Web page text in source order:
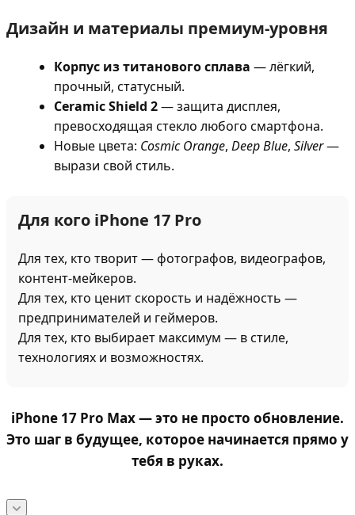
Дизайн и материалы премиум-уровня
Корпус из титанового сплава — лёгкий,
прочный, статусный.
Ceramic Shield 2— защита дисплея,
превосходящая стекло любого смартфона.
Новые цвета: Cosmic Orange, Deep Blue, Silver—
вырази свой стиль.
Для кого iPhone 17 Pro
Для тех, кто творит — фотографов, видеографов,
контент-мейкеров.
Для тех, кто ценит скорость и надёжность —
предпринимателей и геймеров.
Для тех, кто выбирает максимум — в стиле,
технологиях и возможностях.
iPhone 17 Pro Max— это не просто обновление.
Это шаг в будущее, которое начинается прямо у
тебя в руках.